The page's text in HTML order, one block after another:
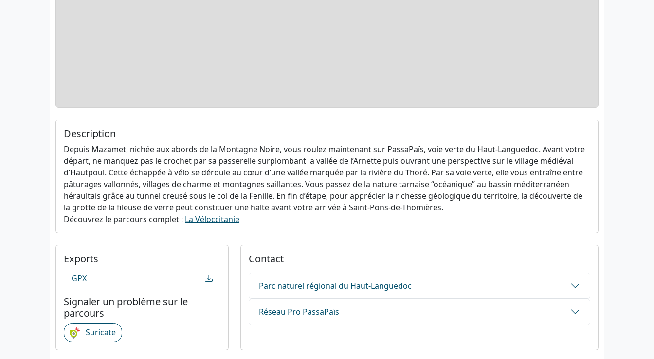
Description
Depuis Mazamet, nichée aux abords de la Montagne Noire, vous roulez maintenant sur PassaPaïs, voie verte du Haut-Languedoc. Avant votre
départ, ne manquez pas le crochet par sa passerelle surplombant la vallée de l’Arnette puis ouvrant une perspective sur le village médiéval
d’Hautpoul. Cette échappée à vélo se déroule au cœur d’une vallée marquée par la rivière du Thoré. Par sa voie verte, elle vous entraîne entre
pâturages vallonnés, villages de charme et montagnes saillantes. Vous passez de la nature tarnaise “océanique” au bassin méditerranéen
héraultais grâce au tunnel creusé sous le col de la Fenille. En fin d’étape, pour apprécier la richesse géologique du territoire, la découverte de
la grotte de la fileuse de verre peut constituer une halte avant votre arrivée à Saint-Pons-de-Thomières.
Découvrez le parcours complet : La Véloccitanie
Exports
GPX
Signaler un problème sur le
parcours
Suricate
Contact
Parc naturel régional du Haut-Languedoc
Réseau Pro PassaPaïs